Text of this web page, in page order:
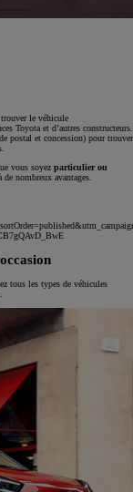
le véhicule
Toyota et d’autres constructeurs.
postal et concession) pour trouver
vous soyez particulier ou
nombreux avantages.
tous les types de véhicules